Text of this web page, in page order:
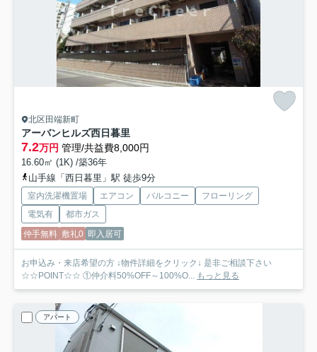
北区田端新町
アーバンヒルズ西日暮里
7.2万円 管理/共益費8,000円
16.60㎡ (1K) /築36年
山手線「西日暮里」駅 徒歩9分
室内洗濯機置場 エアコン バルコニー
フローリング
電気有
都市ガス
仲手無料 敷礼0 即入居可
お申込み・来店希望の方 ↓物件詳細をクリック↓ 是非ご相談下さい
☆☆POINT☆☆ ①仲介料50%OFF～100%O...
もっと見る
アパート